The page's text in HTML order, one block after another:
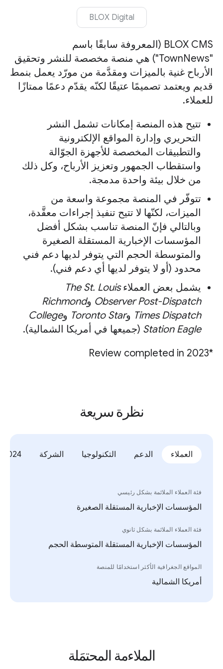
BLOX Digital
‫BLOX CMS (المعروفة سابقًا باسم
"TownNews") هي منصة مخصصة للنشر وتحقيق
الأرباح غنية بالميزات ومقدَّمة من مورّد يعمل بنمط
قديم ويعتمد تصميمًا عتيقًا لكنّه يقدّم دعمًا ممتازًا
للعملاء.
تتيح هذه المنصة إمكانات تشمل النشر
التحريري وإدارة المواقع الإلكترونية
والتطبيقات المخصصة للأجهزة الجوّالة
واستقطاب الجمهور وتعزيز الأرباح، وكل ذلك
من خلال بيئة واحدة مدمجة.
تتوفّر في المنصة مجموعة واسعة من
الميزات، لكنّها لا تتيح تنفيذ إجراءات معقَّدة،
وبالتالي فإنّ المنصة تناسب بشكل أفضل
المؤسسات الإخبارية المستقلة الصغيرة
والمتوسطة الحجم التي يتوفر لديها دعم فني
محدود (أو لا يتوفر لديها أي دعم فني).
يشمل بعض العملاءThe St. Louis
Observer Post-Dispatch وRichmond
Times Dispatch وToronto Star وCollege
Station Eagle (جميعها في أمريكا الشمالية).
*Review completed in 2023
الملاءمة المحتمَلة
نظرة سريعة
العملاء الدعم التكنولوجيا الشركة 2024 Updates
فئة العملاء الملائمة بشكل رئيسي
المؤسسات الإخبارية المستقلة الصغيرة
فئة العملاء الملائمة بشكل ثانوي
المؤسسات الإخبارية المستقلة المتوسطة الحجم
المواقع الجغرافية الأكثر استخدامًا للمنصة
أمريكا الشمالية